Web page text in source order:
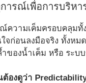
รณ์เพื่อการบริห
วามเค็มครอบคลุมทั้
ก่อนลงมือจริง ทั้งหม
ของน้ำเค็ม หรือ ระบ
องดูว่า